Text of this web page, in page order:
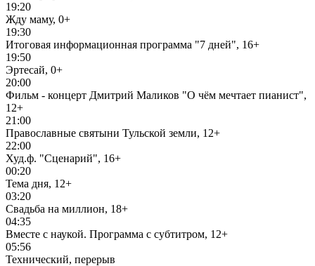
19:20
Жду маму, 0+
19:30
Итоговая информационная программа "7 дней", 16+
19:50
Эртесай, 0+
20:00
Фильм - концерт Дмитрий Маликов "О чём мечтает пианист",
12+
21:00
Православные святыни Тульской земли, 12+
22:00
Худ.ф. "Сценарий", 16+
00:20
Тема дня, 12+
03:20
Свадьба на миллион, 18+
04:35
Вместе с наукой. Программа с субтитром, 12+
05:56
Технический, перерыв